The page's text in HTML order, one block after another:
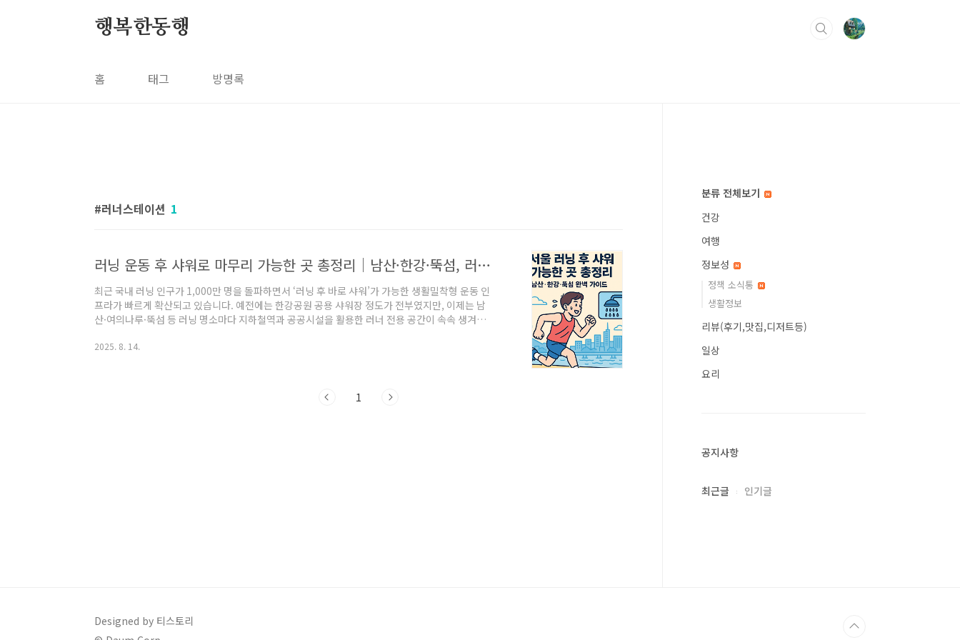
행복한동행
홈 태그 방명록
러너스테이션 1
러닝 운동 후 샤워로 마무리 가능한 곳 총정리｜남산·한강·뚝섬, 러닝 추천코스까지
최근 국내 러닝 인구가 1,000만 명을 돌파하면서 ‘러닝 후 바로 샤워’가 가능한 생활밀착형 운동 인
프라가 빠르게 확산되고 있습니다. 예전에는 한강공원 공용 샤워장 정도가 전부였지만, 이제는 남
산·여의나루·뚝섬 등 러닝 명소마다 지하철역과 공공시설을 활용한 러너 전용 공간이 속속 생겨나
됩니다(일교차·수분 보충 유의). 이러한 시설들은 샤워·탈의·짐보관뿐 아니라, 러닝 전후 회복과
2025. 8. 14.
1
분류 전체보기
건강
여행
정보성
정책 소식통
생활정보
리뷰(후기,맛집,디저트등)
일상
요리
공지사항
최근글 인기글
Designed by 티스토리